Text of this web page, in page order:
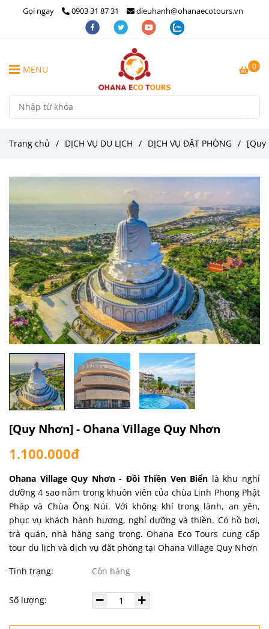
Gọi ngay 0903 31 87 31 dieuhanh@ohanaecotours.vn
0
MENU
Trang chủ / DỊCH VỤ DU LỊCH / DỊCH VỤ ĐẶT PHÒNG / [Quy
[Quy Nhơn] - Ohana Village Quy Nhơn
1.100.000đ
Ohana Village Quy Nhơn - Đồi Thiền Ven Biển là khu nghỉ
dưỡng 4 sao nằm trong khuôn viên của chùa Linh Phong Phật
Pháp và Chùa Ông Núi. Với không khí trong lành, an yên,
phục vụ khách hành hương, nghỉ dưỡng và thiền. Có hồ bơi,
trà quán, nhà hàng sang trọng. Ohana Eco Tours cung cấp
tour du lịch và dịch vụ đặt phòng tại Ohana Village Quy Nhơn
Tình trạng: Còn hàng
Số lượng: